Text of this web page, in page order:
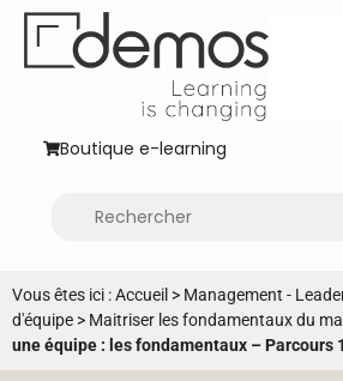
Boutique e-learning
Vous êtes ici :Accueil > Management -
d'équipe > Maitriser les fondamentaux du
une équipe : les fondamentaux – Parcours